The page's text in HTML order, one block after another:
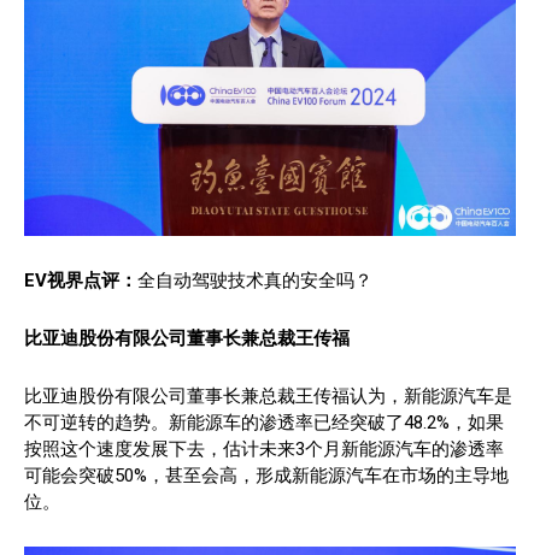
EV视界点评： 全自动驾驶技术真的安全吗？
比亚迪股份有限公司董事长兼总裁王传福
比亚迪股份有限公司董事长兼总裁王传福认为，新能源汽车是
不可逆转的趋势。新能源车的渗透率已经突破了48.2%，如果
按照这个速度发展下去，估计未来3个月新能源汽车的渗透率
可能会突破50%，甚至会高，形成新能源汽车在市场的主导地
位。